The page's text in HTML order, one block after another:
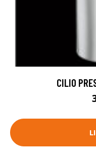
CILIO